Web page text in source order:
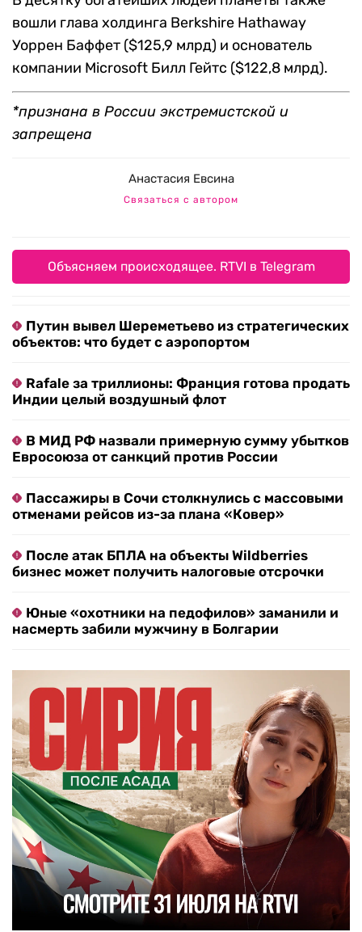
вошли глава холдинга Berkshire Hathaway
Уоррен Баффет ($125,9 млрд) и основатель
компании Microsoft Билл Гейтс ($122,8 млрд).
*признана в России экстремистской и
запрещена
Анастасия Евсина
Связаться с автором
Объясняем происходящее. RTVI в Telegram
Путин вывел Шереметьево из стратегических
объектов: что будет с аэропортом
Rafale за триллионы: Франция готова продать
Индии целый воздушный флот
В МИД РФ назвали примерную сумму убытков
Евросоюза от санкций против России
Пассажиры в Сочи столкнулись с массовыми
отменами рейсов из-за плана «Ковер»
После атак БПЛА на объекты Wildberries
бизнес может получить налоговые отсрочки
Юные «охотники на педофилов» заманили и
насмерть забили мужчину в Болгарии